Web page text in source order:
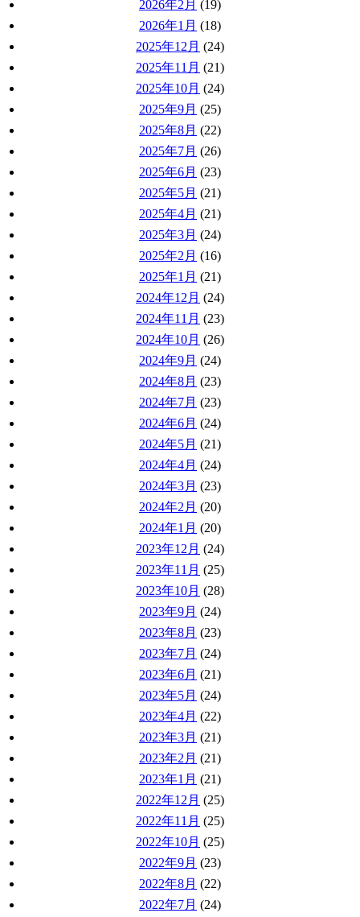
2026年2月 (19)
2026年1月 (18)
2025年12月 (24)
2025年11月 (21)
2025年10月 (24)
2025年9月 (25)
2025年8月 (22)
2025年7月 (26)
2025年6月 (23)
2025年5月 (21)
2025年4月 (21)
2025年3月 (24)
2025年2月 (16)
2025年1月 (21)
2024年12月 (24)
2024年11月 (23)
2024年10月 (26)
2024年9月 (24)
2024年8月 (23)
2024年7月 (23)
2024年6月 (24)
2024年5月 (21)
2024年4月 (24)
2024年3月 (23)
2024年2月 (20)
2024年1月 (20)
2023年12月 (24)
2023年11月 (25)
2023年10月 (28)
2023年9月 (24)
2023年8月 (23)
2023年7月 (24)
2023年6月 (21)
2023年5月 (24)
2023年4月 (22)
2023年3月 (21)
2023年2月 (21)
2023年1月 (21)
2022年12月 (25)
2022年11月 (25)
2022年10月 (25)
2022年9月 (23)
2022年8月 (22)
2022年7月 (24)